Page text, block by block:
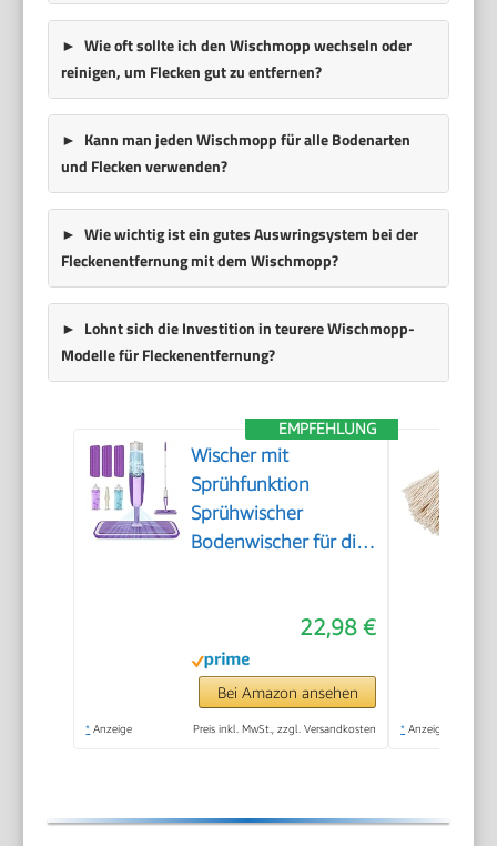
Wie oft sollte ich den Wischmopp wechseln oder
reinigen, um Flecken gut zu entfernen?
Kann man jeden Wischmopp für alle Bodenarten
und Flecken verwenden?
Wie wichtig ist ein gutes Auswringsystem bei der
Fleckenentfernung mit dem Wischmopp?
Lohnt sich die Investition in teurere Wischmopp-
Modelle für Fleckenentfernung?
EMPFEHLUNG
Wischer mit
Sprühfunktion
Sprühwischer
Bodenwischer für die
22,98 €
Bei Amazon ansehen
* Anzeige Preis inkl. MwSt., zzgl. Versandkosten * Anzeige